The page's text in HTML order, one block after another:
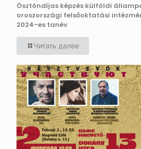
Ösztöndíjas képzés külföldi
oroszországi felsőoktatási
2024-es tanév
Читать далее